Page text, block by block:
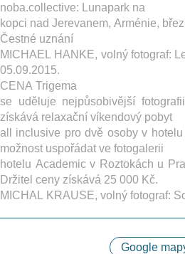
noba.collective: ​Lunapark na
kopci nad Jerevanem, Arménie,
Čestné uznání
MICHAEL HANKE, volný fotograf:
05.09.2015.
CENA Trigema
se uděluje nejpůsobivější
získává relaxační víkendový pobyt
all inclusive pro dvě osoby v
možnost uspořádat ve fotogalerii
hotelu Academic v Roztokách u
Držitel ceny získává 25 000 Kč.
MICHAL KRAUSE, volný fotograf:
Google